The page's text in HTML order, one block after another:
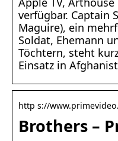
verfügbar. Captain
Maguire), ein
Soldat, Ehemann
Töchtern, steht
Einsatz in
http s://
Brothers –